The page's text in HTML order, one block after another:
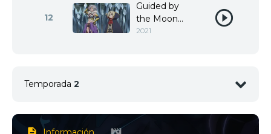
12
Guided by
the Moon...
2021
Temporada 2